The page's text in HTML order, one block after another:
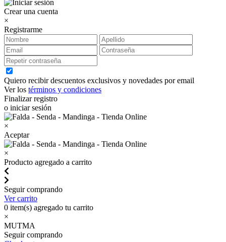
Crear una cuenta
×
Registrarme
Quiero recibir descuentos exclusivos y novedades por email
Ver los términos y condiciones
Finalizar registro
o iniciar sesión
×
Aceptar
×
Producto agregado a carrito
Seguir comprando
Ver carrito
0 item(s) agregado tu carrito
×
MUTMA
Seguir comprando